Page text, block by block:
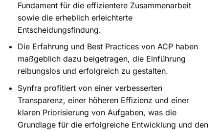
Fundament für die effizientere Zusammenarbeit
sowie die erheblich erleichterte
Entscheidungsfindung.
Die Erfahrung und Best Practices von ACP haben
maßgeblich dazu beigetragen, die Einführung
reibungslos und erfolgreich zu gestalten.
Synfra profitiert von einer verbesserten
Transparenz, einer höheren Effizienz und einer
klaren Priorisierung von Aufgaben, was die
Grundlage für die erfolgreiche Entwicklung und den